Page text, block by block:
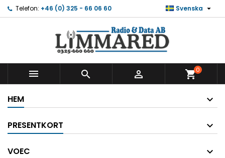
Telefon: +46 (0) 325 - 66 06 60 Svenska 
   shopping_cart0
HEM
PRESENTKORT
VOEC